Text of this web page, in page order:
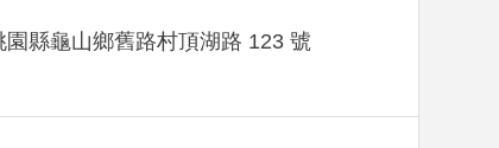
園縣龜山鄉舊路村頂湖路 123 號